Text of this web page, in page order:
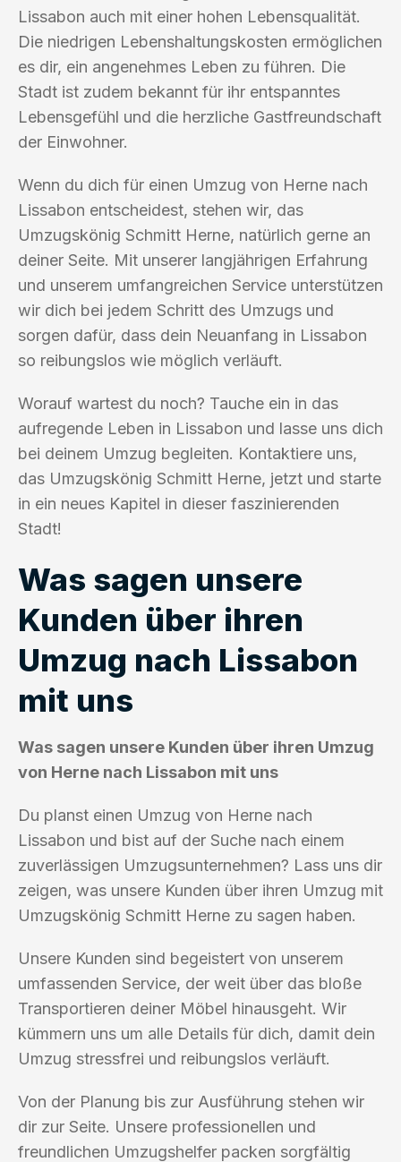
Lissabon auch mit einer hohen Lebensqualität.
Die niedrigen Lebenshaltungskosten ermöglichen
es dir, ein angenehmes Leben zu führen. Die
Stadt ist zudem bekannt für ihr entspanntes
Lebensgefühl und die herzliche Gastfreundschaft
der Einwohner.
Wenn du dich für einen Umzug von Herne nach
Lissabon entscheidest, stehen wir, das
Umzugskönig Schmitt Herne, natürlich gerne an
deiner Seite. Mit unserer langjährigen Erfahrung
und unserem umfangreichen Service unterstützen
wir dich bei jedem Schritt des Umzugs und
sorgen dafür, dass dein Neuanfang in Lissabon
so reibungslos wie möglich verläuft.
Worauf wartest du noch? Tauche ein in das
aufregende Leben in Lissabon und lasse uns dich
bei deinem Umzug begleiten. Kontaktiere uns,
das Umzugskönig Schmitt Herne, jetzt und starte
in ein neues Kapitel in dieser faszinierenden
Stadt!
Was sagen unsere
Kunden über ihren
Umzug nach Lissabon
mit uns
Was sagen unsere Kunden über ihren Umzug
von Herne nach Lissabon mit uns
Du planst einen Umzug von Herne nach
Lissabon und bist auf der Suche nach einem
zuverlässigen Umzugsunternehmen? Lass uns dir
zeigen, was unsere Kunden über ihren Umzug mit
Umzugskönig Schmitt Herne zu sagen haben.
Unsere Kunden sind begeistert von unserem
umfassenden Service, der weit über das bloße
Transportieren deiner Möbel hinausgeht. Wir
kümmern uns um alle Details für dich, damit dein
Umzug stressfrei und reibungslos verläuft.
Von der Planung bis zur Ausführung stehen wir
dir zur Seite. Unsere professionellen und
freundlichen Umzugshelfer packen sorgfältig